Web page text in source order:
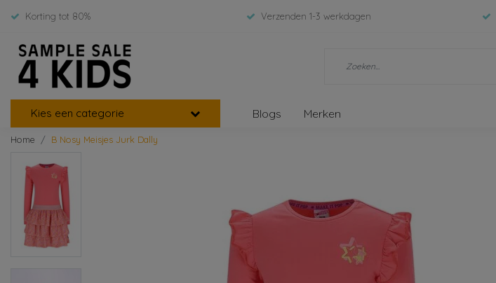
Korting tot 80% Verzenden 1-3 werkdagen
Kies een categorie Blogs Merken
Home B Nosy Meisjes Jurk Dally